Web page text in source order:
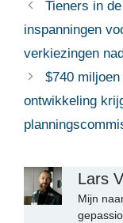
Tieners in
inspanningen
verkiezingen
$740 miljoen
ontwikkeling
Lars
Mijn